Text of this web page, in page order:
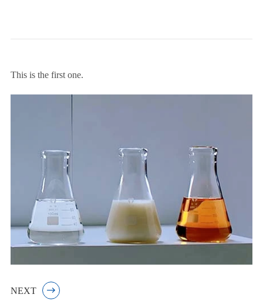
This is the first one.
NEXT 